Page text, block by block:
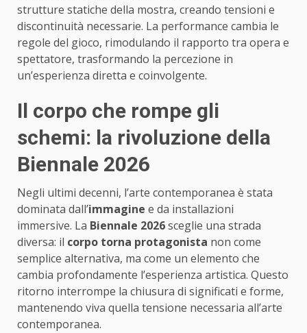
strutture statiche della mostra, creando tensioni e
discontinuità necessarie. La performance cambia le
regole del gioco, rimodulando il rapporto tra opera e
spettatore, trasformando la percezione in
un’esperienza diretta e coinvolgente.
Il corpo che rompe gli
schemi: la rivoluzione della
Biennale 2026
Negli ultimi decenni, l’arte contemporanea è stata
dominata dall’immagine e da installazioni
immersive. La Biennale 2026sceglie una strada
diversa: il corpo torna protagonista non come
semplice alternativa, ma come un elemento che
cambia profondamente l’esperienza artistica. Questo
ritorno interrompe la chiusura di significati e forme,
mantenendo viva quella tensione necessaria all’arte
contemporanea.